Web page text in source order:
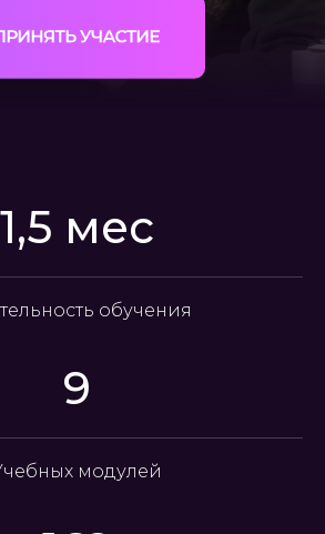
1,5 мес
обучения
9
модулей